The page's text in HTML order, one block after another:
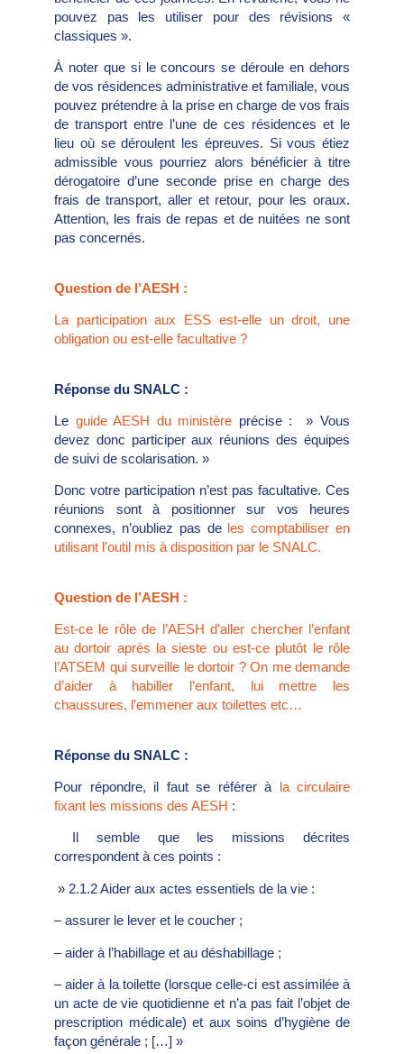
pouvez pas les utiliser pour des révisions «
classiques ».
À noter que si le concours se déroule en dehors
de vos résidences administrative et familiale, vous
pouvez prétendre à la prise en charge de vos frais
de transport entre l’une de ces résidences et le
lieu où se déroulent les épreuves. Si vous étiez
admissible vous pourriez alors bénéficier à titre
dérogatoire d’une seconde prise en charge des
frais de transport, aller et retour, pour les oraux.
Attention, les frais de repas et de nuitées ne sont
pas concernés.
Question de l’AESH :
La participation aux ESS est-elle un droit, une
obligation ou est-elle facultative ?
Réponse du SNALC :
Le guide AESH du ministère précise : » Vous
devez donc participer aux réunions des équipes
de suivi de scolarisation. »
Donc votre participation n’est pas facultative. Ces
réunions sont à positionner sur vos heures
connexes, n’oubliez pas de les comptabiliser en
utilisant l’outil mis à disposition par le SNALC.
Question de l’AESH :
Est-ce le rôle de l’AESH d’aller chercher l’enfant
au dortoir après la sieste ou est-ce plutôt le rôle
l’ATSEM qui surveille le dortoir ? On me demande
d’aider à habiller l’enfant, lui mettre les
chaussures, l’emmener aux toilettes etc…
Réponse du SNALC :
Pour répondre, il faut se référer à la circulaire
fixant les missions des AESH :
Il semble que les missions décrites
correspondent à ces points :
» 2.1.2 Aider aux actes essentiels de la vie :
– assurer le lever et le coucher ;
– aider à l’habillage et au déshabillage ;
– aider à la toilette (lorsque celle-ci est assimilée à
un acte de vie quotidienne et n’a pas fait l’objet de
prescription médicale) et aux soins d’hygiène de
façon générale ; […] »